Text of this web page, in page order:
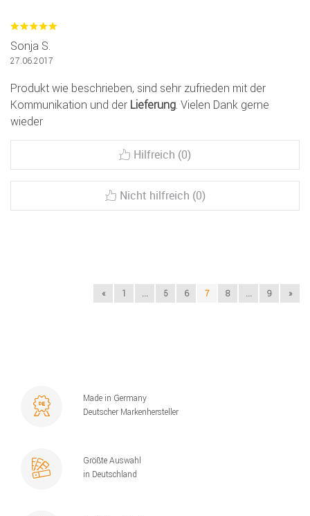
Sonja S.
27.06.2017
Produkt wie beschrieben, sind sehr zufrieden mit der
Kommunikation und der Lieferung. Vielen Dank gerne
wieder
Hilfreich (0)
Nicht hilfreich (0)
« 1 ... 5 6 7 8 ... 9 »
Made in Germany
Deutscher Markenhersteller
Größte Auswahl
in Deutschland